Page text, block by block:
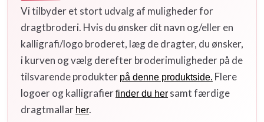
Vi tilbyder et stort udvalg af muligheder for
dragtbroderi. Hvis du ønsker dit navn og/eller en
kalligrafi/logo broderet, læg de dragter, du ønsker,
i kurven og vælg derefter broderimuligheder på de
tilsvarende produkter på denne produktside. Flere
logoer og kalligrafierfinder du her samt færdige
dragtmallar her.